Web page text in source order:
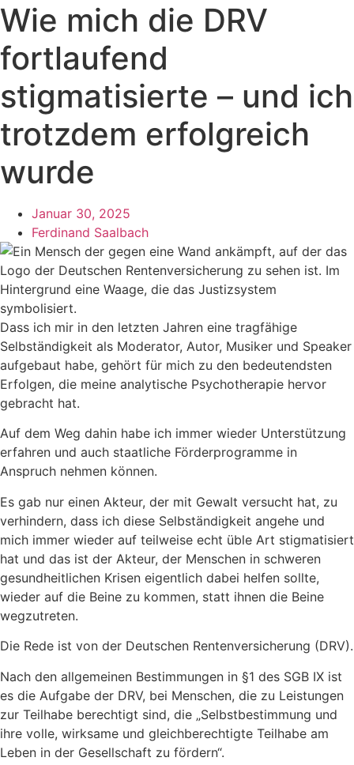
Wie mich die DRV
fortlaufend
stigmatisierte – und ich
trotzdem erfolgreich
wurde
Januar 30, 2025
Ferdinand Saalbach
Dass ich mir in den letzten Jahren eine tragfähige
Selbständigkeit als Moderator, Autor, Musiker und Speaker
aufgebaut habe, gehört für mich zu den bedeutendsten
Erfolgen, die meine analytische Psychotherapie hervor
gebracht hat.
Auf dem Weg dahin habe ich immer wieder Unterstützung
erfahren und auch staatliche Förderprogramme in
Anspruch nehmen können.
Es gab nur einen Akteur, der mit Gewalt versucht hat, zu
verhindern, dass ich diese Selbständigkeit angehe und
mich immer wieder auf teilweise echt üble Art stigmatisiert
hat und das ist der Akteur, der Menschen in schweren
gesundheitlichen Krisen eigentlich dabei helfen sollte,
wieder auf die Beine zu kommen, statt ihnen die Beine
wegzutreten.
Die Rede ist von der Deutschen Rentenversicherung (DRV).
Nach den allgemeinen Bestimmungen in §1 des SGB IX ist
es die Aufgabe der DRV, bei Menschen, die zu Leistungen
zur Teilhabe berechtigt sind, die „Selbstbestimmung und
ihre volle, wirksame und gleichberechtigte Teilhabe am
Leben in der Gesellschaft zu fördern“.